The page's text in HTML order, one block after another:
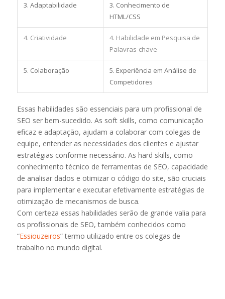
3. Adaptabilidade
3. Conhecimento de
HTML/CSS
4. Criatividade
4. Habilidade em Pesquisa de
Palavras-chave
5. Colaboração
5. Experiência em Análise de
Competidores
Essas habilidades são essenciais para um profissional de
SEO ser bem-sucedido. As soft skills, como comunicação
eficaz e adaptação, ajudam a colaborar com colegas de
equipe, entender as necessidades dos clientes e ajustar
estratégias conforme necessário. As hard skills, como
conhecimento técnico de ferramentas de SEO, capacidade
de analisar dados e otimizar o código do site, são cruciais
para implementar e executar efetivamente estratégias de
otimização de mecanismos de busca.
Com certeza essas habilidades serão de grande valia para
os profissionais de SEO, também conhecidos como
“Essiouzeiros” termo utilizado entre os colegas de
trabalho no mundo digital.